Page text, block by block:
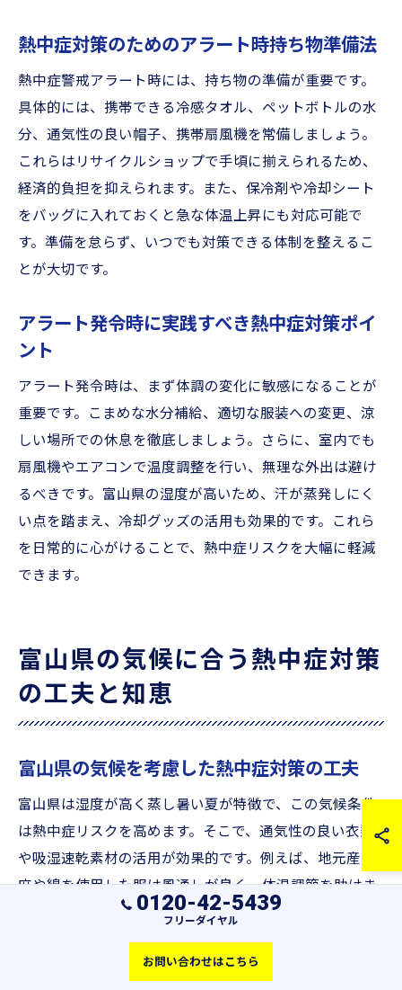
熱中症対策のためのアラート時持ち物準備法
熱中症警戒アラート時には、持ち物の準備が重要です。
具体的には、携帯できる冷感タオル、ペットボトルの水
分、通気性の良い帽子、携帯扇風機を常備しましょう。
これらはリサイクルショップで手頃に揃えられるため、
経済的負担を抑えられます。また、保冷剤や冷却シート
をバッグに入れておくと急な体温上昇にも対応可能で
す。準備を怠らず、いつでも対策できる体制を整えるこ
とが大切です。
アラート発令時に実践すべき熱中症対策ポイ
ント
アラート発令時は、まず体調の変化に敏感になることが
重要です。こまめな水分補給、適切な服装への変更、涼
しい場所での休息を徹底しましょう。さらに、室内でも
扇風機やエアコンで温度調整を行い、無理な外出は避け
るべきです。富山県の湿度が高いため、汗が蒸発しにく
い点を踏まえ、冷却グッズの活用も効果的です。これら
を日常的に心がけることで、熱中症リスクを大幅に軽減
できます。
富山県の気候に合う熱中症対策
の工夫と知恵
富山県の気候を考慮した熱中症対策の工夫
富山県は湿度が高く蒸し暑い夏が特徴で、この気候条件
は熱中症リスクを高めます。そこで、通気性の良い衣類
や吸湿速乾素材の活用が効果的です。例えば、地元産の
麻や綿を使用した服は風通しが良く、体温調節を助けま
す。こうした素材選びは、熱中症予防に直接つながるた
め、富山の気候に適したアイテム選びが不可欠です。
0120-42-5439
フリーダイヤル
お問い合わせはこちら